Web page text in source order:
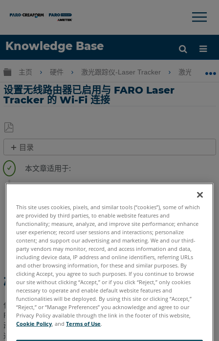
Knowledge Base
语言
×
扩展/隐缩全局层次
主页 硬件 激光跟踪仪-Laser Tracker 激光跟踪仪-
设置无线路由器已启用与 FARO Laser
Tracker 的 Wi-Fi 连接
另
存
为
PDF
目录
Laser Tracker Vantage ION Si X Xi
德语 意大利语 日语 法语 简体中文 英语 葡萄牙语
西班牙语 韩语
概述
任何使用 Wireless-G 或 Wireless-N 的无线路由器均可作为与
FARO®Laser Tracker 通信的无线路由器。默认路由器配置 使用
动态主机配置协议 (DHCP) 提供连接计算机的网络协议 (IP) 地址并
通过防火墙 屏蔽特定类型的网络通信。
This site uses cookies, pixels, and similar tools (“cookies”), some of which
are provided by third parties, to enable website features and
functionality; measure, analyze, and improve site performance; enhance
user experience; record user sessions and interactions; personalize
content; and support our advertising and marketing. We and our third-
party vendors may monitor, record, and access information and data,
including device data, IP address and online identifiers, referring URLs
and other browsing information, for these and similar purposes. By
clicking Accept, you agree to such purposes. If you continue to browse
our site without clicking “Accept,” or if you click “Reject,” only cookies
necessary to operate and enable default website features and
functionalities will be deployed. By using this site or clicking “Accept,”
“Reject,” or “Manage Preferences” you acknowledge and agree to our
Privacy Policy available through the link in the footer of this website,
Cookie Policy , andTerms of Use.